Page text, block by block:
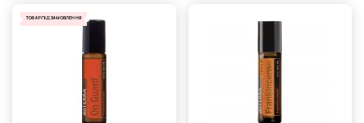
ТОВАР ПІД ЗАМОВЛЕННЯ